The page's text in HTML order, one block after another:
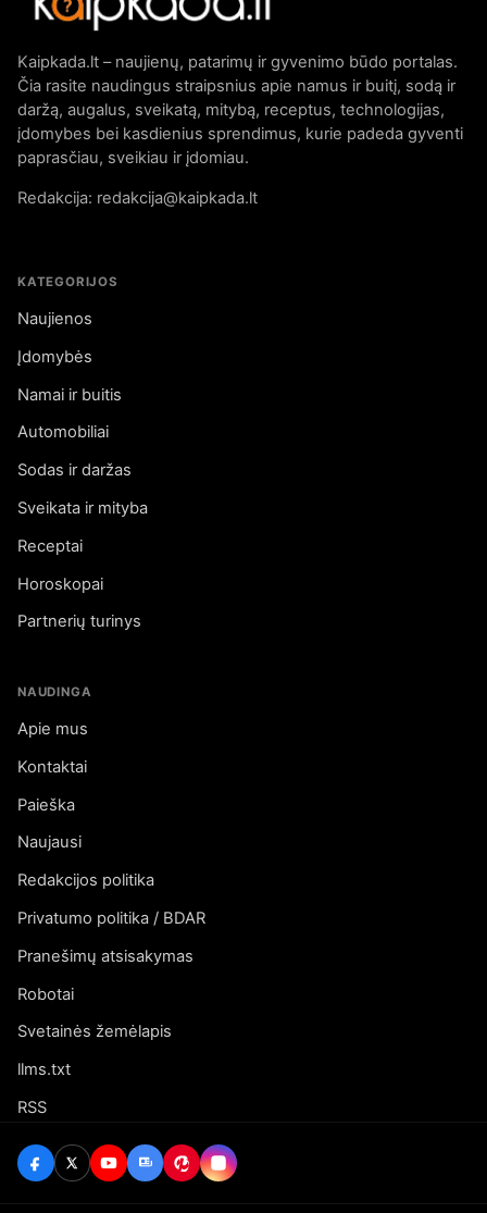
Kaipkada.lt – naujienų, patarimų ir gyvenimo būdo portalas.
Čia rasite naudingus straipsnius apie namus ir buitį, sodą ir
daržą, augalus, sveikatą, mitybą, receptus, technologijas,
įdomybes bei kasdienius sprendimus, kurie padeda gyventi
paprasčiau, sveikiau ir įdomiau.
Redakcija: redakcija@kaipkada.lt
KATEGORIJOS
Naujienos
Įdomybės
Namai ir buitis
Automobiliai
Sodas ir daržas
Sveikata ir mityba
Receptai
Horoskopai
Partnerių turinys
NAUDINGA
Apie mus
Kontaktai
Paieška
Naujausi
Redakcijos politika
Privatumo politika / BDAR
Pranešimų atsisakymas
Robotai
Svetainės žemėlapis
llms.txt
RSS